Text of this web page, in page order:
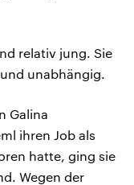
relativ jung. Sie
unabhängig.
Galina
ihren Job als
hatte, ging sie
Wegen der